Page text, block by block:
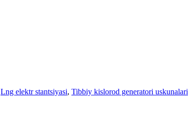
Lng elektr stantsiyasi, Tibbiy kislorod generatori uskunalari